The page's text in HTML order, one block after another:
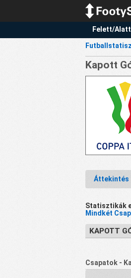
Felett/Alatt
Kapott
Áttekintés
Statisztikák
Mindkét
KAPOTT
Csapatok -